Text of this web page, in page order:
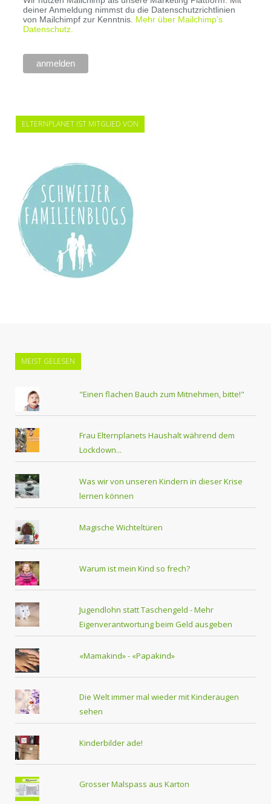
deiner Anmeldung nimmst du die Datenschutzrichtlinien
von Mailchimpf zur Kenntnis. Mehr über Mailchimp's
Datenschutz.
ELTERNPLANET IST MITGLIED VON
MEIST GELESEN
"Einen flachen Bauch zum Mitnehmen, bitte!"
Frau Elternplanets Haushalt während dem
Lockdown...
Was wir von unseren Kindern in dieser Krise
lernen können
Magische Wichteltüren
Warum ist mein Kind so frech?
Jugendlohn statt Taschengeld - Mehr
Eigenverantwortung beim Geld ausgeben
«Mamakind» - «Papakind»
Die Welt immer mal wieder mit Kinderaugen
sehen
Kinderbilder ade!
Grosser Malspass aus Karton